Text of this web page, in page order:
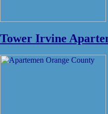
Tower Irvine